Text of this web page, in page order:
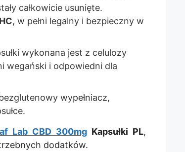
całkowicie usunięte.
, w pełni legalny i bezpieczny w
wykonana jest z celulozy
wegański i odpowiedni dla
wypełniacz,
Lab CBD 300mg Kapsułki PL,
dodatków.